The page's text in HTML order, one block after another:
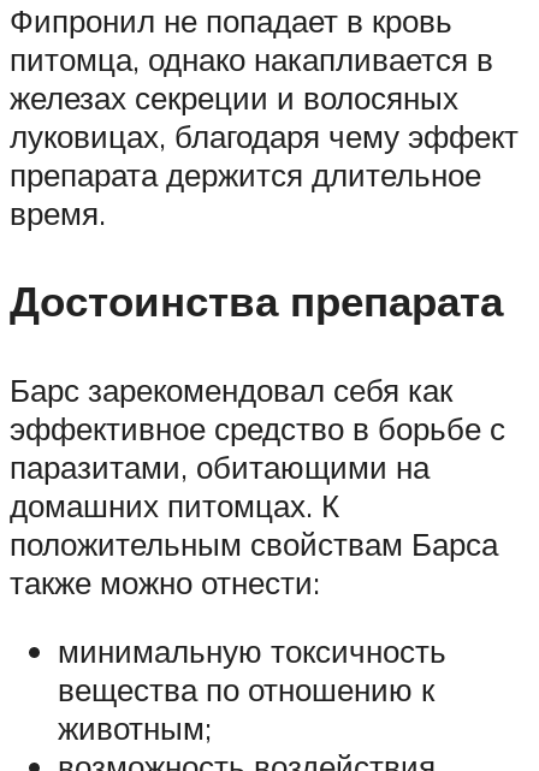
Фипронил не попадает в кровь
питомца, однако накапливается в
железах секреции и волосяных
луковицах, благодаря чему эффект
препарата держится длительное
время.
Достоинства препарата
Барс зарекомендовал себя как
эффективное средство в борьбе с
паразитами, обитающими на
домашних питомцах. К
положительным свойствам Барса
также можно отнести:
минимальную токсичность
вещества по отношению к
животным;